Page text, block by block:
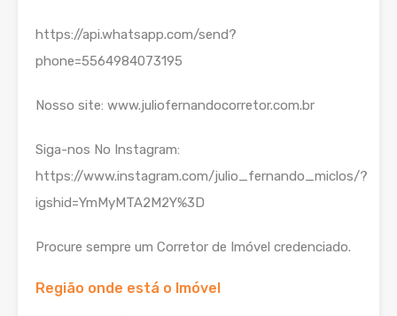
https://api.whatsapp.com/send?
phone=5564984073195
Nosso site: www.juliofernandocorretor.com.br
Siga-nos No Instagram:
https://www.instagram.com/julio_fernando_miclos/?
igshid=YmMyMTA2M2Y%3D
Procure sempre um Corretor de Imóvel credenciado.
Região onde está o Imóvel